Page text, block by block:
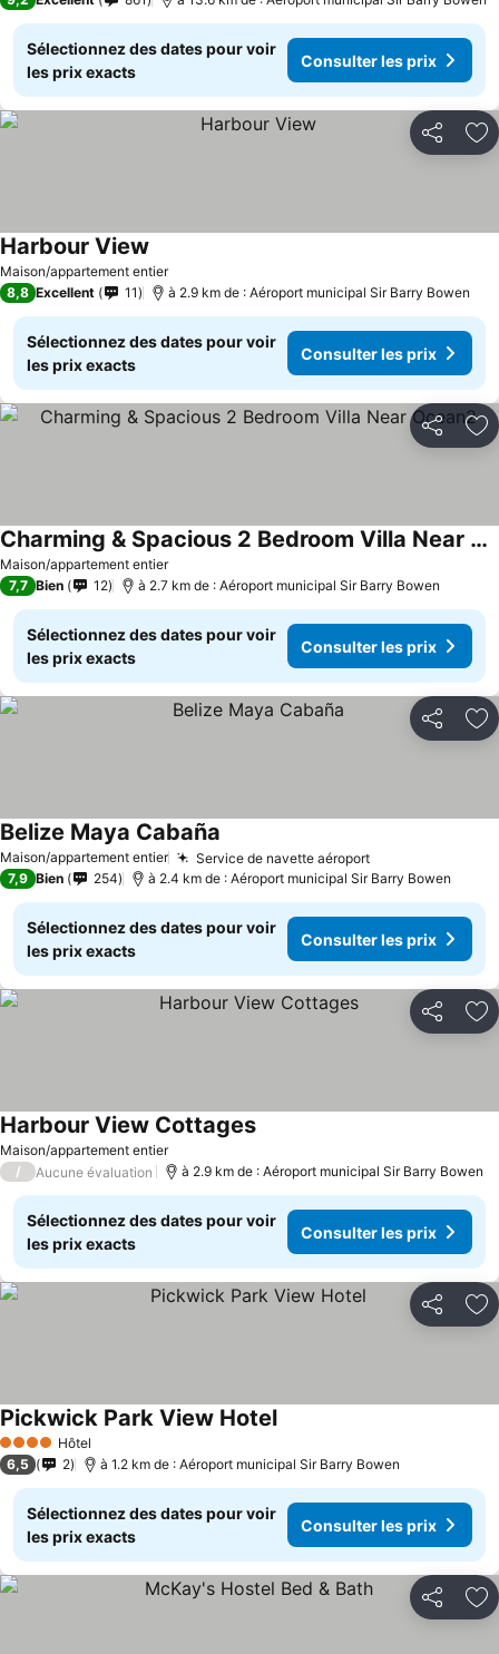
Sélectionnez des dates pour voir
les prix exacts
Consulter les prix
Partager
Maison/appartement entier
Harbour View
8,8 Excellent 11 à 2.9 km de : Aéroport municipal Sir Barry Bowen
Sélectionnez des dates pour voir
les prix exacts
Consulter les prix
Partager
Maison/appartement entier
Charming & Spacious 2 Bedroom Villa Near Ocean2
7,7 Bien 12 à 2.7 km de : Aéroport municipal Sir Barry Bowen
Sélectionnez des dates pour voir
les prix exacts
Consulter les prix
Partager
Maison/appartement entier Service de navette aéroport
Belize Maya Cabaña
7,9 Bien 254 à 2.4 km de : Aéroport municipal Sir Barry Bowen
Sélectionnez des dates pour voir
les prix exacts
Consulter les prix
Partager
Maison/appartement entier
Harbour View Cottages
/ Aucune évaluation à 2.9 km de : Aéroport municipal Sir Barry Bowen
Sélectionnez des dates pour voir
les prix exacts
Consulter les prix
Partager
4 Étoiles Hôtel
Pickwick Park View Hotel
6,5 2 à 1.2 km de : Aéroport municipal Sir Barry Bowen
Sélectionnez des dates pour voir
les prix exacts
Consulter les prix
Partager